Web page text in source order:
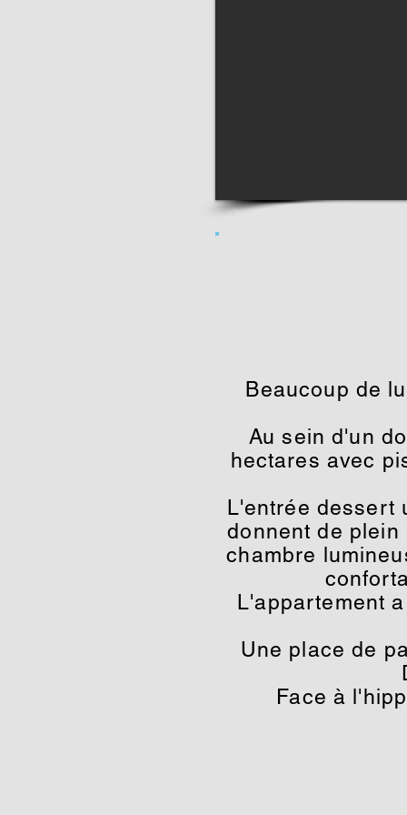
Beaucoup de
Au sein d'un
hectares avec
L'entrée dessert
donnent de
chambre
L'appartement
Une place de
Face à